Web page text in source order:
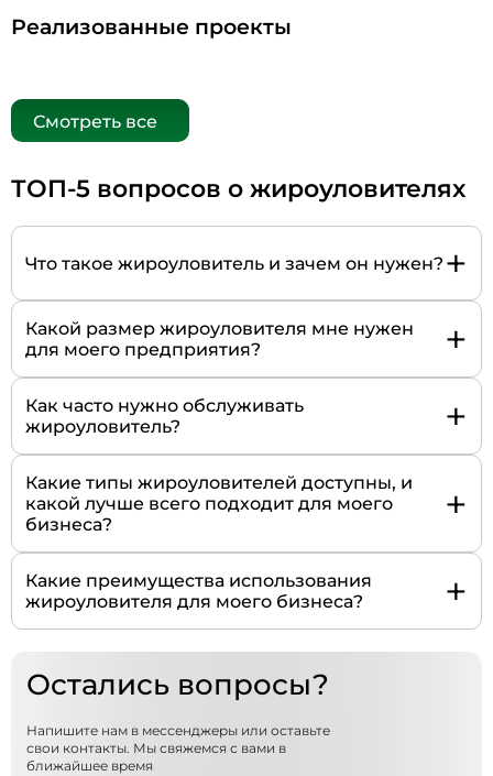
Реализованные проекты
Смотреть все
ТОП-5 вопросов о жироуловителях
Что такое жироуловитель и зачем он нужен? +
Какой размер жироуловителя мне нужен
для моего предприятия?
+
Как часто нужно обслуживать
жироуловитель?
+
Какие типы жироуловителей доступны, и
какой лучше всего подходит для моего
бизнеса?
+
Какие преимущества использования
жироуловителя для моего бизнеса?
+
Остались вопросы?
Напишите нам в мессенджеры или оставьте
свои контакты. Мы свяжемся с вами в
ближайшее время